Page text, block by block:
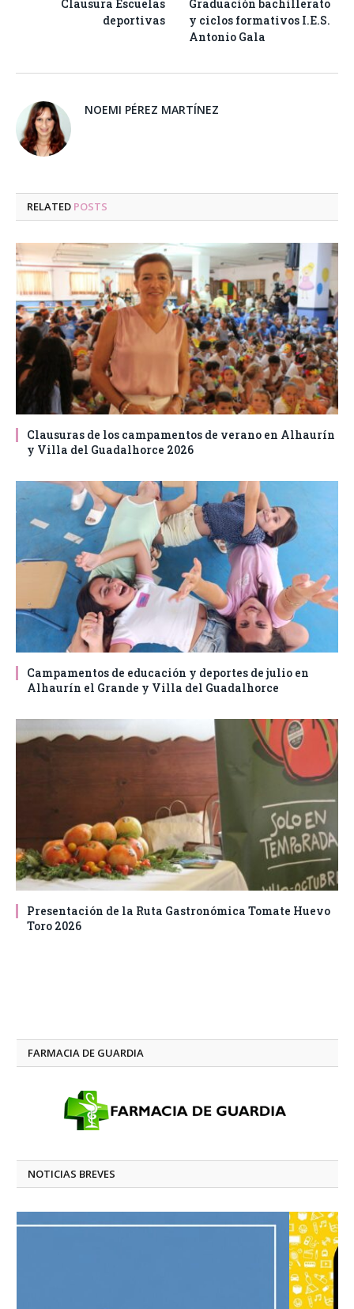
Clausura Escuelas
deportivas
Graduación bachillerato
y ciclos formativos I.E.S.
Antonio Gala
NOEMI PÉREZ MARTÍNEZ
RELATED POSTS
Clausuras de los campamentos de verano en Alhaurín
y Villa del Guadalhorce 2026
Campamentos de educación y deportes de julio en
Alhaurín el Grande y Villa del Guadalhorce
Presentación de la Ruta Gastronómica Tomate Huevo
Toro 2026
FARMACIA DE GUARDIA
NOTICIAS BREVES